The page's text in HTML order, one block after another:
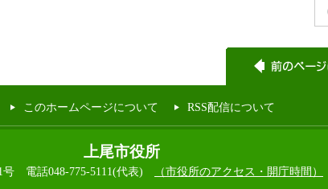
このホームページについて RSS配信について
上尾市役所
号 電話048-775-5111(代表) （市役所のアクセス・開庁時間）